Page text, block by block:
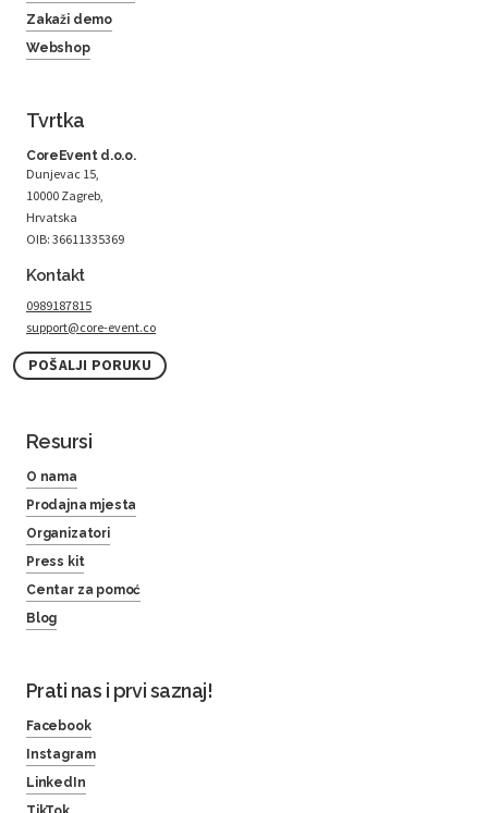
Zakaži demo
Webshop
Tvrtka
CoreEvent d.o.o.
Dunjevac 15,
10000 Zagreb,
Hrvatska
OIB: 36611335369
Kontakt
0989187815
support@core-event.co
POŠALJI PORUKU
Resursi
O nama
Prodajna mjesta
Organizatori
Press kit
Centar za pomoć
Blog
Prati nas i prvi saznaj!
Facebook
Instagram
LinkedIn